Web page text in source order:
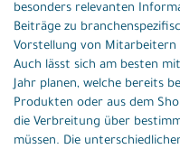
besonders relevanten
Beiträge zu
Vorstellung von Mitarbeitern
Auch lässt sich am besten
Jahr planen, welche bereits
Produkten oder aus dem
die Verbreitung über
müssen. Die